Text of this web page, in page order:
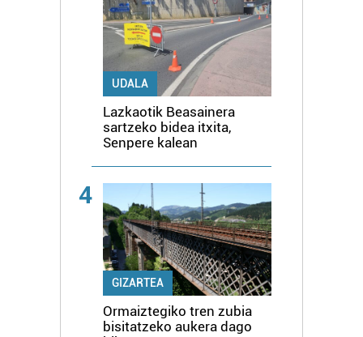
UDALA
Lazkaotik Beasainera
sartzeko bidea itxita,
Senpere kalean
4
GIZARTEA
Ormaiztegiko tren zubia
bisitatzeko aukera dago